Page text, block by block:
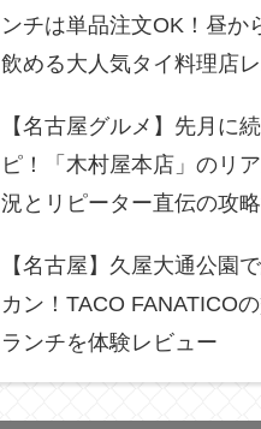
ンチは単品注文OK！昼か
飲める大人気タイ料理店
【名古屋グルメ】先月に
ピ！「木村屋本店」のリ
況とリピーター直伝の攻
【名古屋】久屋大通公園
カン！TACO FANATICO
ランチを体験レビュー